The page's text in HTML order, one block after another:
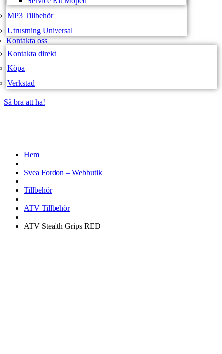
MP3 Tillbehör
Utrustning Universal
Kontakta oss
Kontakta direkt
Köpa
Verkstad
Så bra att ha!
Hem
Svea Fordon – Webbutik
Tillbehör
ATV Tillbehör
ATV Stealth Grips RED